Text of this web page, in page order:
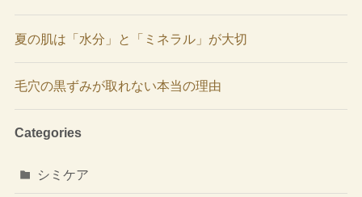
夏の肌は「水分」と「ミネラル」が大切
毛穴の黒ずみが取れない本当の理由
Categories
シミケア